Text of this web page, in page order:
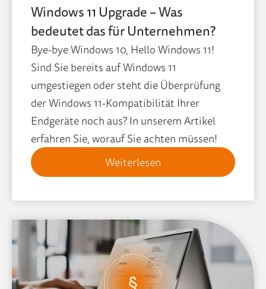
Windows 11 Upgrade – Was
bedeutet das für Unternehmen?
Bye-bye Windows 10, Hello Windows 11!
Sind Sie bereits auf Windows 11
umgestiegen oder steht die Überprüfung
der Windows 11-Kompatibilität Ihrer
Endgeräte noch aus? In unserem Artikel
erfahren Sie, worauf Sie achten müssen!
Weiterlesen